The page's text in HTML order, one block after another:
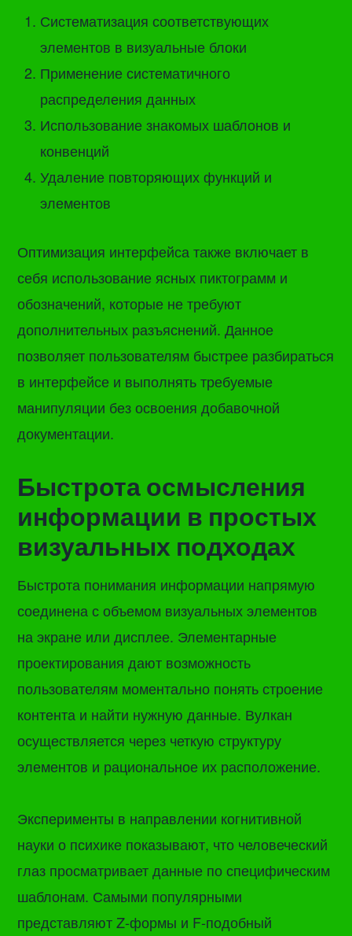
Систематизация соответствующих
элементов в визуальные блоки
Применение систематичного
распределения данных
Использование знакомых шаблонов и
конвенций
Удаление повторяющих функций и
элементов
Оптимизация интерфейса также включает в
себя использование ясных пиктограмм и
обозначений, которые не требуют
дополнительных разъяснений. Данное
позволяет пользователям быстрее разбираться
в интерфейсе и выполнять требуемые
манипуляции без освоения добавочной
документации.
Быстрота осмысления
информации в простых
визуальных подходах
Быстрота понимания информации напрямую
соединена с объемом визуальных элементов
на экране или дисплее. Элементарные
проектирования дают возможность
пользователям моментально понять строение
контента и найти нужную данные. Вулкан
осуществляется через четкую структуру
элементов и рациональное их расположение.
Эксперименты в направлении когнитивной
науки о психике показывают, что человеческий
глаз просматривает данные по специфическим
шаблонам. Самыми популярными
представляют Z-формы и F-подобный